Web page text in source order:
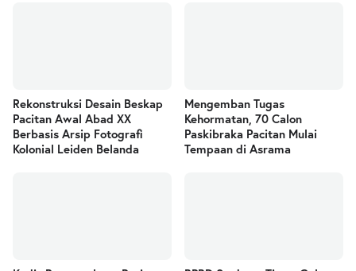
Rekonstruksi Desain Beskap
Pacitan Awal Abad XX
Berbasis Arsip Fotografi
Kolonial Leiden Belanda
Mengemban Tugas
Kehormatan, 70 Calon
Paskibraka Pacitan Mulai
Tempaan di Asrama